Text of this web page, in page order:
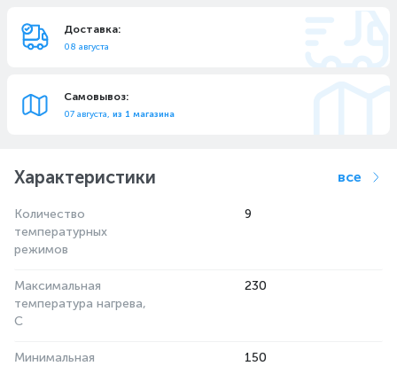
Доставка:
08 августа
Самовывоз:
07 августа, из 1 магазина
Характеристики все
Количество
температурных
режимов
9
Максимальная
температура нагрева,
С
230
Минимальная
150